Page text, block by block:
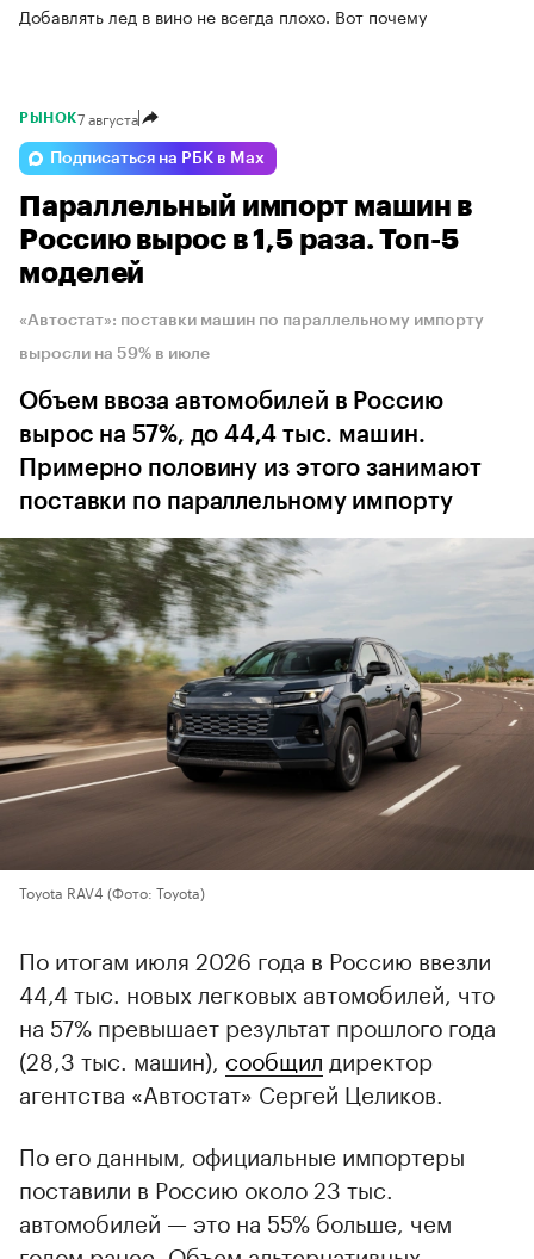
Добавлять лед в вино не всегда плохо. Вот почему
РЫНОК7 августа
Подписаться на РБК в Max
Параллельный импорт машин в
Россию вырос в 1,5 раза. Топ-5
моделей
«Автостат»: поставки машин по параллельному импорту
выросли на 59% в июле
Объем ввоза автомобилей в Россию
вырос на 57%, до 44,4 тыс. машин.
Примерно половину из этого занимают
поставки по параллельному импорту
Toyota RAV4 (Фото: Toyota)
По итогам июля 2026 года в Россию ввезли
44,4 тыс. новых легковых автомобилей, что
на 57% превышает результат прошлого года
(28,3 тыс. машин), сообщил директор
агентства «Автостат» Сергей Целиков.
По его данным, официальные импортеры
поставили в Россию около 23 тыс.
автомобилей — это на 55% больше, чем